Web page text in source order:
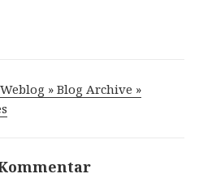
» Blog Archive »